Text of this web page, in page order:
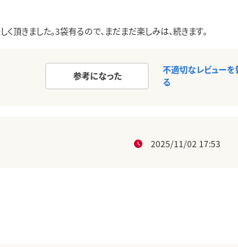
頂きました。3袋有るので、まだまだ楽しみは、続きます。
参考になった
不適切なレビューを
る
2025/11/02 17:53